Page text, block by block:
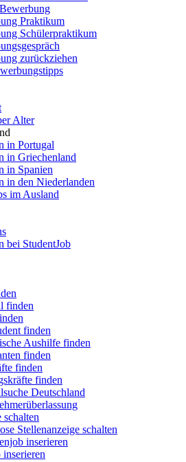
Praktikum
Schülerpraktikum
zurückziehen
Alter
in Portugal
in Griechenland
in Spanien
in den Niederlanden
im Ausland
bei StudentJob
finden
finden
Aushilfe finden
finden
finden
finden
Deutschland
schalten
Stellenanzeige schalten
inserieren